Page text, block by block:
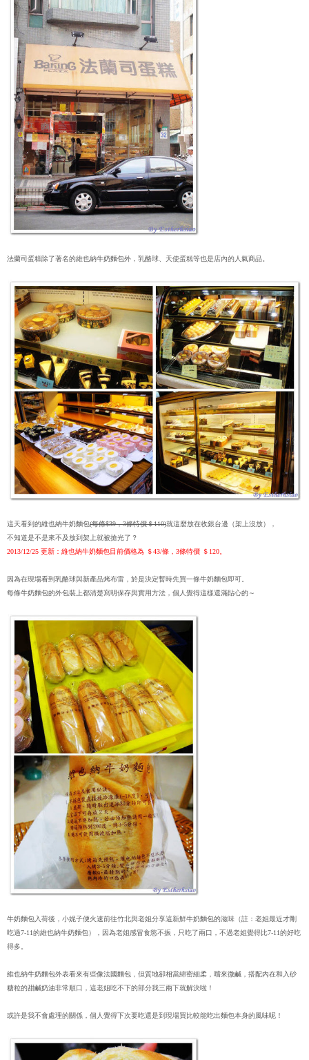
法蘭司蛋糕除了著名的維也納牛奶麵包外，乳酪球、天使蛋糕等也是店內的人氣商品。
這天看到的維也納牛奶麵包(每條$39，3條特價＄110)就這麼放在收銀台邊（架上沒放），
不知道是不是來不及放到架上就被搶光了？
2013/12/25 更新：維也納牛奶麵包目前價格為 ＄43/條，3條特價 ＄120。
因為在現場看到乳酪球與新產品烤布雷，於是決定暫時先買一條牛奶麵包即可。
每條牛奶麵包的外包裝上都清楚寫明保存與實用方法，個人覺得這樣還滿貼心的～
牛奶麵包入荷後，小妮子便火速前往竹北與老姐分享這新鮮牛奶麵包的滋味（註：老姐最近才剛
吃過7-11的維也納牛奶麵包），因為老姐感冒食慾不振，只吃了兩口，不過老姐覺得比7-11的好吃
得多。
維也納牛奶麵包外表看來有些像法國麵包，但質地卻相當綿密細柔，嚐來微鹹，搭配內在和入砂
糖粒的甜鹹奶油非常順口，這老姐吃不下的部分我三兩下就解決啦！
或許是我不會處理的關係，個人覺得下次要吃還是到現場買比較能吃出麵包本身的風味呢！